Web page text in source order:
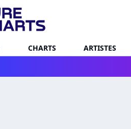
CHARTS ARTISTES